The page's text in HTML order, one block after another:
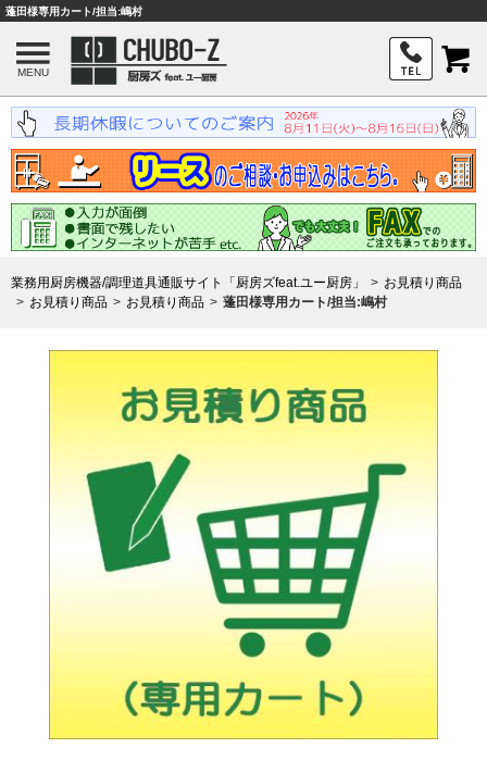
蓬田様専用カート/担当:嶋村
MENU
業務用厨房機器/調理道具通販サイト「厨房ズfeat.ユー厨房」
お見積り商品
お見積り商品
お見積り商品 蓬田様専用カート/担当:嶋村